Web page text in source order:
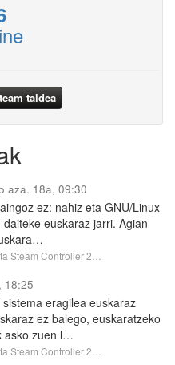
taldea
aza. 18a, 09:30
ez: nahiz eta GNU/Linux
euskaraz jarri. Agian
Steam Controller 2…
18:25
eragilea euskaraz
ez balego, euskaratzeko
asko zuen l…
Steam Controller 2…